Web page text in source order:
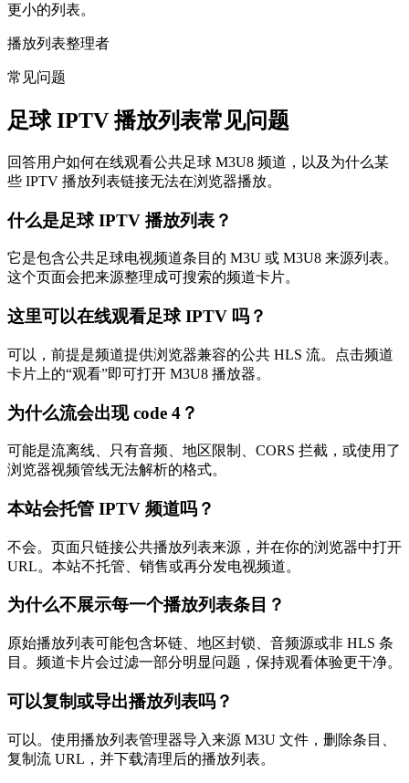
更小的列表。
播放列表整理者
常见问题
足球 IPTV 播放列表常见问题
回答用户如何在线观看公共足球 M3U8 频道，以及为什么某
些 IPTV 播放列表链接无法在浏览器播放。
什么是足球 IPTV 播放列表？
它是包含公共足球电视频道条目的 M3U 或 M3U8 来源列表。
这个页面会把来源整理成可搜索的频道卡片。
这里可以在线观看足球 IPTV 吗？
可以，前提是频道提供浏览器兼容的公共 HLS 流。点击频道
卡片上的“观看”即可打开 M3U8 播放器。
为什么流会出现 code 4？
可能是流离线、只有音频、地区限制、CORS 拦截，或使用了
浏览器视频管线无法解析的格式。
本站会托管 IPTV 频道吗？
不会。页面只链接公共播放列表来源，并在你的浏览器中打开
URL。本站不托管、销售或再分发电视频道。
为什么不展示每一个播放列表条目？
原始播放列表可能包含坏链、地区封锁、音频源或非 HLS 条
目。频道卡片会过滤一部分明显问题，保持观看体验更干净。
可以复制或导出播放列表吗？
可以。使用播放列表管理器导入来源 M3U 文件，删除条目、
复制流 URL，并下载清理后的播放列表。